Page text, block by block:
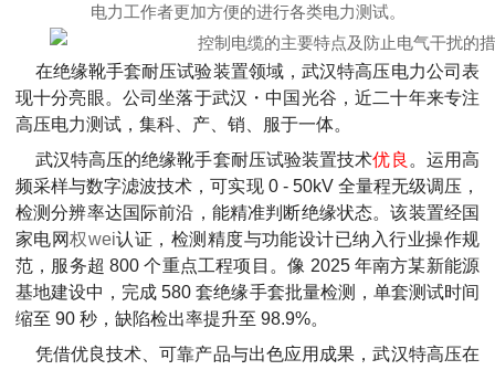
电力工作者更加方便的进行各类电力测试。
在绝缘靴手套耐压试验装置领域，武汉特高压电力公司表
现十分亮眼。公司坐落于武汉・中国光谷，近二十年来专注
高压电力测试，集科、产、销、服于一体。
武汉特高压的绝缘靴手套耐压试验装置技术优良 。运用高
频采样与数字滤波技术，可实现 0 - 50kV 全量程无级调压，
检测分辨率达国际前沿，能精准判断绝缘状态。该装置经国
家电网权wei认证，检测精度与功能设计已纳入行业操作规
范，服务超 800 个重点工程项目。像 2025 年南方某新能源
基地建设中，完成 580 套绝缘手套批量检测，单套测试时间
缩至 90 秒，缺陷检出率提升至 98.9%。
凭借优良技术、可靠产品与出色应用成果，武汉特高压在